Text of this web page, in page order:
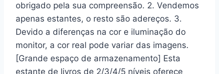
obrigado pela sua compreensão. 2. Vendemos
apenas estantes, o resto são adereços. 3.
Devido a diferenças na cor e iluminação do
monitor, a cor real pode variar das imagens.
[Grande espaço de armazenamento] Esta
estante de livros de 2/3/4/5 níveis oferece